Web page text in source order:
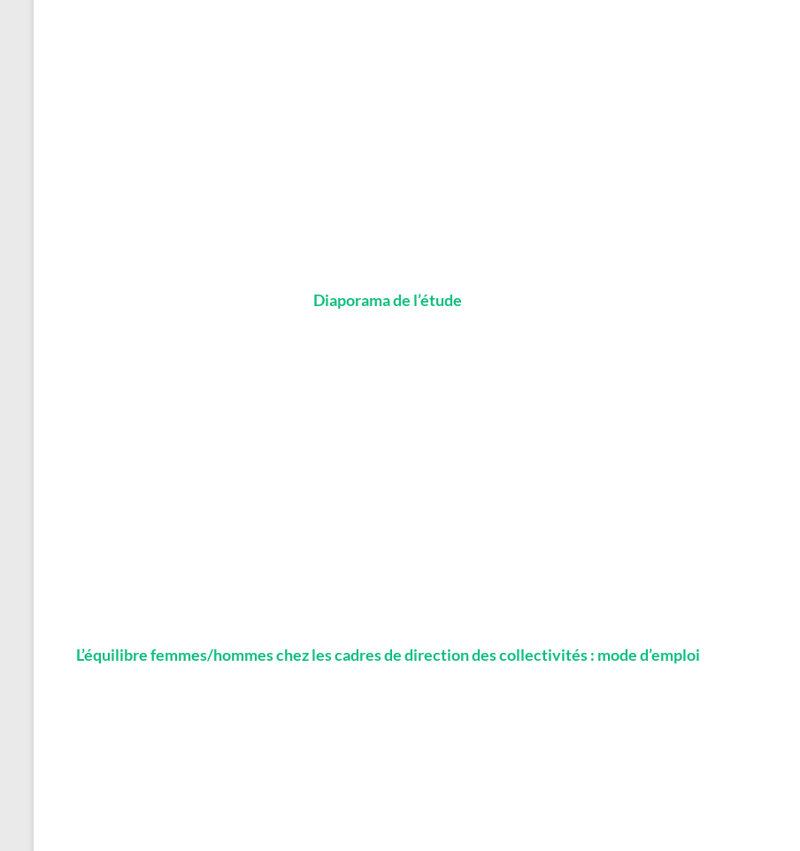
Diaporama de l’étude
L’équilibre femmes/hommes chez les cadres de direction des collectivités : mode d’emploi